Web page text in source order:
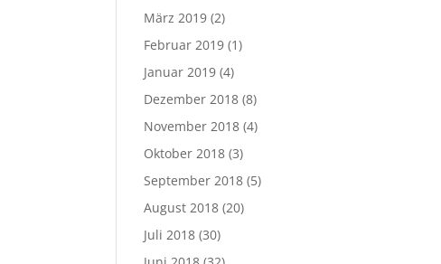
März 2019 (2)
Februar 2019 (1)
Januar 2019 (4)
Dezember 2018 (8)
November 2018 (4)
Oktober 2018 (3)
September 2018 (5)
August 2018 (20)
Juli 2018 (30)